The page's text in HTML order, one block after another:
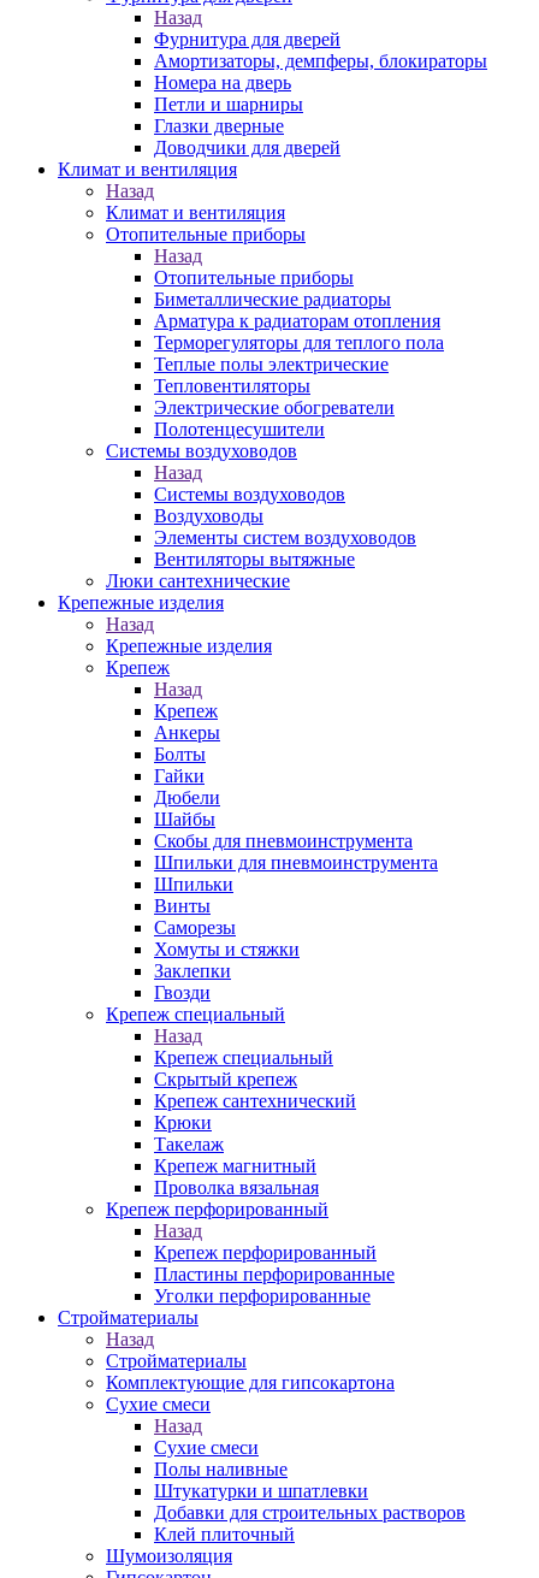
Назад
Фурнитура для дверей
Амортизаторы, демпферы, блокираторы
Номера на дверь
Петли и шарниры
Глазки дверные
Доводчики для дверей
Климат и вентиляция
Назад
Климат и вентиляция
Отопительные приборы
Назад
Отопительные приборы
Биметаллические радиаторы
Арматура к радиаторам отопления
Терморегуляторы для теплого пола
Теплые полы электрические
Тепловентиляторы
Электрические обогреватели
Полотенцесушители
Системы воздуховодов
Назад
Системы воздуховодов
Воздуховоды
Элементы систем воздуховодов
Вентиляторы вытяжные
Люки сантехнические
Крепежные изделия
Назад
Крепежные изделия
Крепеж
Назад
Крепеж
Анкеры
Болты
Гайки
Дюбели
Шайбы
Скобы для пневмоинструмента
Шпильки для пневмоинструмента
Шпильки
Винты
Саморезы
Хомуты и стяжки
Заклепки
Гвозди
Крепеж специальный
Назад
Крепеж специальный
Скрытый крепеж
Крепеж сантехнический
Крюки
Такелаж
Крепеж магнитный
Проволка вязальная
Крепеж перфорированный
Назад
Крепеж перфорированный
Пластины перфорированные
Уголки перфорированные
Стройматериалы
Назад
Стройматериалы
Комплектующие для гипсокартона
Сухие смеси
Назад
Сухие смеси
Полы наливные
Штукатурки и шпатлевки
Добавки для строительных растворов
Клей плиточный
Шумоизоляция